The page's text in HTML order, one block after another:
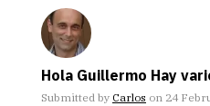
Hola Guillermo Hay
Submitted by Carlos on 24